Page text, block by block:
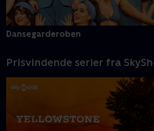
Dansegarderoben
Prisvindende serier fra